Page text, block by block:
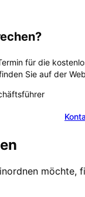
für die
Sie auf der
möchte,